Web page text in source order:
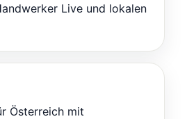
Live und lokalen
Österreich mit